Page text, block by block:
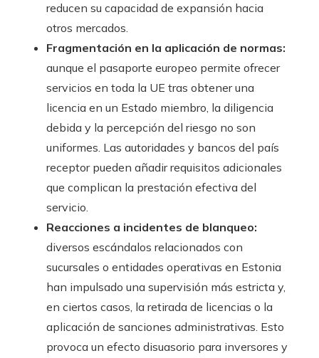
reducen su capacidad de expansión hacia
otros mercados.
Fragmentación en la aplicación de normas:
aunque el pasaporte europeo permite ofrecer
servicios en toda la UE tras obtener una
licencia en un Estado miembro, la diligencia
debida y la percepción del riesgo no son
uniformes. Las autoridades y bancos del país
receptor pueden añadir requisitos adicionales
que complican la prestación efectiva del
servicio.
Reacciones a incidentes de blanqueo:
diversos escándalos relacionados con
sucursales o entidades operativas en Estonia
han impulsado una supervisión más estricta y,
en ciertos casos, la retirada de licencias o la
aplicación de sanciones administrativas. Esto
provoca un efecto disuasorio para inversores y